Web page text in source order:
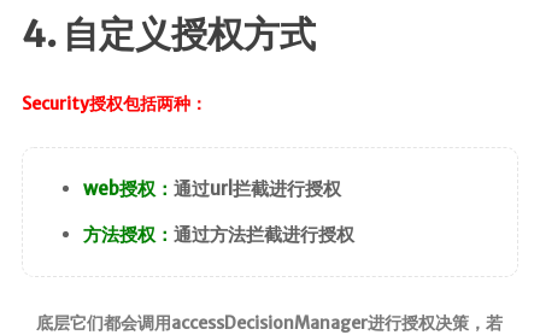
4. 自定义授权方式
Security授权包括两种：
web授权： 通过url拦截进行授权
方法授权： 通过方法拦截进行授权
底层它们都会调用accessDecisionManager进行授权决策，若